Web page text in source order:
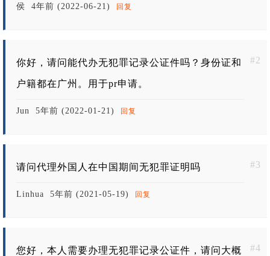
侯 4年前 (2022-06-21) 回复
#2
你好，请问能代办无犯罪记录公证件吗？身份证和
户籍都在广州。用于pr申请。
Jun 5年前 (2022-01-21) 回复
#3
请问代理外国人在中国期间无犯罪证明吗
Linhua 5年前 (2021-05-19) 回复
#4
您好，本人需要办理无犯罪记录公证件，请问大概